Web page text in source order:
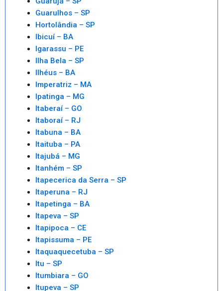
Guarulhos – SP
Hortolândia – SP
Ibicuí – BA
Igarassu – PE
Ilha Bela – SP
Ilhéus – BA
Imperatriz – MA
Ipatinga – MG
Itaberaí – GO
Itaboraí – RJ
Itabuna – BA
Itaituba – PA
Itajubá – MG
Itanhém – SP
Itapecerica da Serra – SP
Itaperuna – RJ
Itapetinga – BA
Itapeva – SP
Itapipoca – CE
Itapissuma – PE
Itaquaquecetuba – SP
Itu – SP
Itumbiara – GO
Itupeva – SP